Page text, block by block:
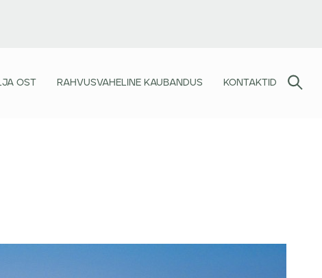
OST RAHVUSVAHELINE KAUBANDUS KONTAKTID